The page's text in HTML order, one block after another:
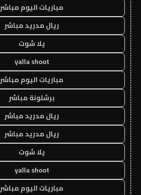
مباريات اليوم مباشر
ريال مدريد مباشر
يلا شوت
yalla shoot
مباريات اليوم مباشر
برشلونة مباشر
ريال مدريد مباشر
ريال مدريد مباشر
يلا شوت
yalla shoot
مباريات اليوم مباشر